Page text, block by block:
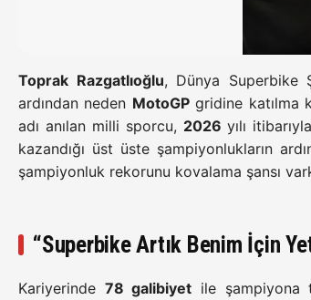
Toprak Razgatlıoğlu, Dünya Superbike
ardından neden MotoGPgridine katılma
adı anılan milli sporcu, 2026 yılı
kazandığı üst üste şampiyonlukların
şampiyonluk rekorunu kovalama şansı
“Superbike Artık Benim İçin
Kariyerinde 78 galibiyet ile